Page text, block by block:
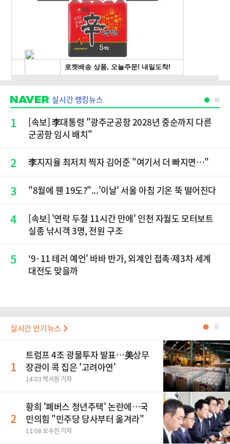
실시간 랭킹뉴스
1
[속보] 李대통령 "광주군공항 2028년 중순까지 다른
군공항 임시 배치"
2 李지지율 최저치 찍자 김어준 "여기서 더 빠지면…"
3 "8월에 웬 19도?"...'이날' 서울 아침 기온 뚝 떨어진다
4
[속보] '연락 두절 11시간 만에' 인천 자월도 모터보트
실종 낚시객 3명, 전원 구조
5
'9·11 테러 예언' 바바 반가, 외계인 접촉·제3차 세계
대전도 맞을까
실시간 인기뉴스 ●
1
트럼프 4조 광물투자 발표…美상무
장관이 콕 집은 '고려아연'
14:03 백서원 기자
2
황희 '폐버스 청년주택' 논란에…국
민의힘 "민주당 당사부터 옮겨라"
11:08 오수진 기자